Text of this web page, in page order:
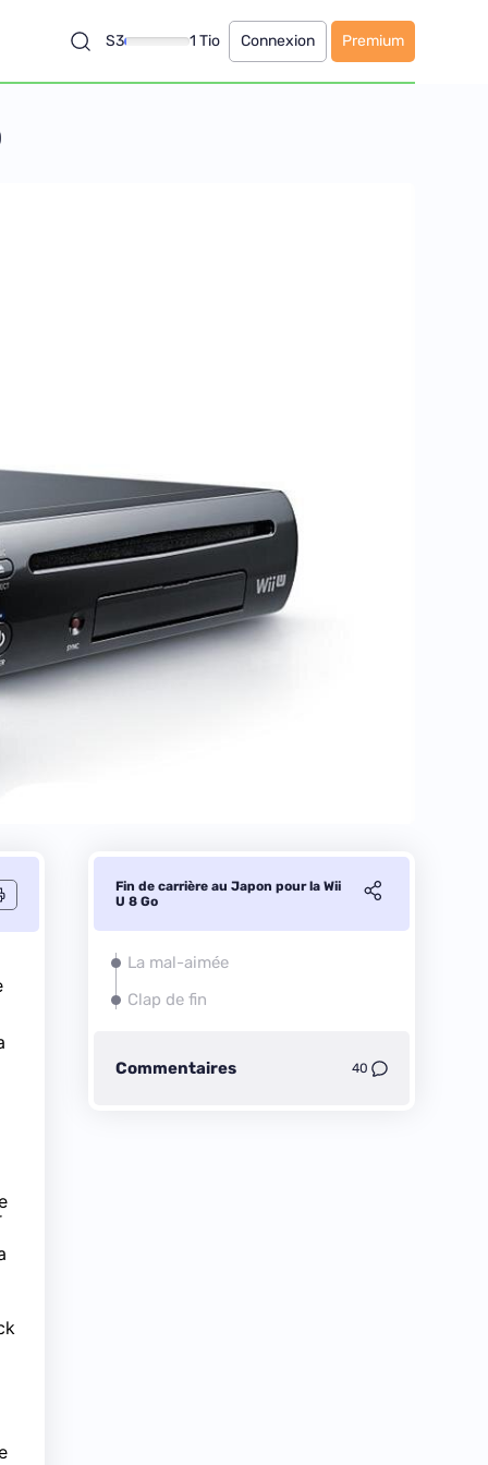
S3 1 Tio Connexion Premium
Fin de carrière au Japon pour la Wii
U 8 Go
La mal-aimée
Clap de fin
Commentaires 40